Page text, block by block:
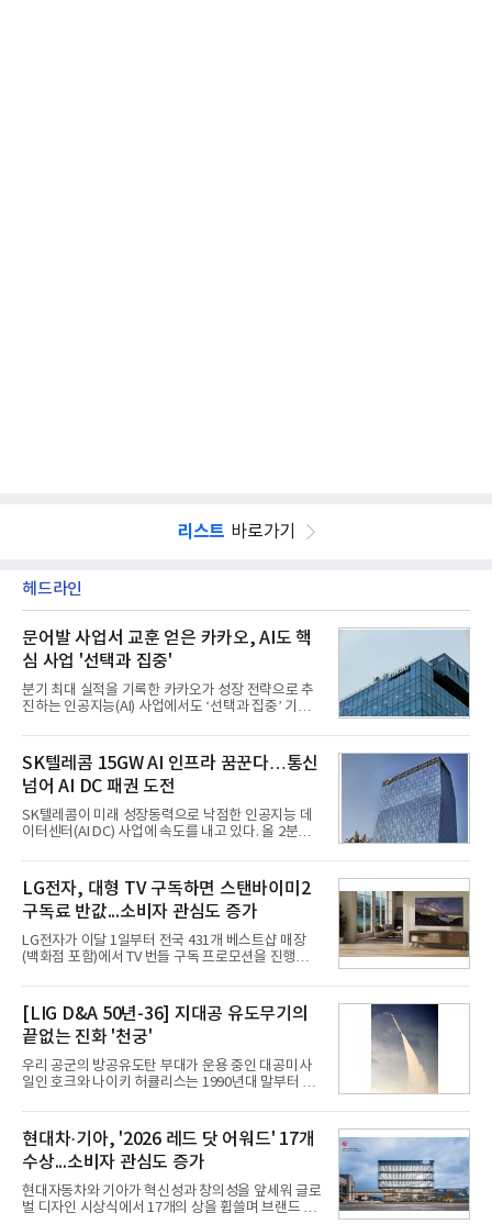
리스트 바로가기
헤드라인
문어발 사업서 교훈 얻은 카카오, AI도 핵
심 사업 '선택과 집중'
분기 최대 실적을 기록한 카카오가 성장 전략으로 추
진하는 인공지능(AI) 사업에서도 ‘선택과 집중’ 기조
라 투자에 나서는 것과 달리, 카카오는 ‘카카오톡’이
라는 플랫폼 경쟁력을 활용한 AI 에이전트 서비스에
집중하는 전략이다. 과거 무리한 사업 확장 과정에서
겪었던 시행착오를 되풀이하지 않고 핵심 역량에 집
중하겠다는 취지로 풀이된다.7일 업계에 따르면 카카
오는 올해 2분기 연결 기준 매출 2조985억원, 영업이
익 2770억원을 기록했다. 전년 동기 대비 매출과 영업
은 4884억
SK텔레콤 15GW AI 인프라 꿈꾼다…통신
넘어 AI DC 패권 도전
SK텔레콤이 미래 성장동력으로 낙점한 인공지능 데
이터센터(AI DC) 사업에 속도를 내고 있다. 올 2분기
는 2035년까지 총 15GW(기가와트) 규모의 AI DC를
구축하겠다는 대형 청사진을 제시하면서다. 이에 따
라 경쟁 구도 역시 이동통신사인 KT, LG유플러스를
넘어 네이버, 삼성SDS 등 IT 인프라 기업으로 확장되
고 있다.7일 SK텔레콤에 따르면 회사는 올해 2분기
연결 기준 매출 4조 3591억원, 영업이익 5660억원을
기록했다. 매출은 전년 동기 대비 0.5%, 영업이익은
따른 기저효과가 실
LG전자, 대형 TV 구독하면 스탠바이미2
구독료 반값...소비자 관심도 증가
LG전자가 이달 1일부터 전국 431개 베스트샵 매장
(백화점 포함)에서 TV 번들 구독 프로모션을 진행하고
인해주는 프로모션이다.대상 제품은 65·77·83형 올
레드, 75·86·100형 마이크로 RGB, 75·86형 미니
RGB 등 거실용 TV로 인기가 높은 베스트셀러 TV 20
개 모델이며, 동시 구독 계약 시 스탠바이미2(모델명
27LX6TPGA) 구독료를 50% 할인 받을 수 있다. 프로
모션 대상 모델과 혜택, 구독료 등 프로모션 세부 사항
은 베스트샵 판매 매니저에게 문의하면 자세히 안내
등으로 이전
[LIG D&A 50년-36] 지대공 유도무기의
끝없는 진화 '천궁'
우리 공군의 방공유도탄 부대가 운용 중인 대공미사
일인 호크와 나이키 허큘리스는 1990년대 말부터 성
기존 미사일체계를 대체할 중고도 및 중거리 대공미
사일을 개발하기로 결정했다.처음 KM-SAM 사업으로
불린 이 사업의 명칭은 호크(Iron Hawk, 철매)를 대체
한다는 의미에서 ‘철매Ⅱ’ 로 정해졌다. 철매Ⅱ 개발
사업은 미사일체계 완성 후인 2011년 ‘천궁(天弓)’으
로 다시 장비명이 바뀌었다. 17개 업체와 관련 기관이
참여한 가운데 LIG 넥스원은 탐색 개발에서 체계개발
현대차·기아, '2026 레드 닷 어워드' 17개
수상...소비자 관심도 증가
현대자동차와 기아가 혁신성과 창의성을 앞세워 글로
벌 디자인 시상식에서 17개의 상을 휩쓸며 브랜드 경